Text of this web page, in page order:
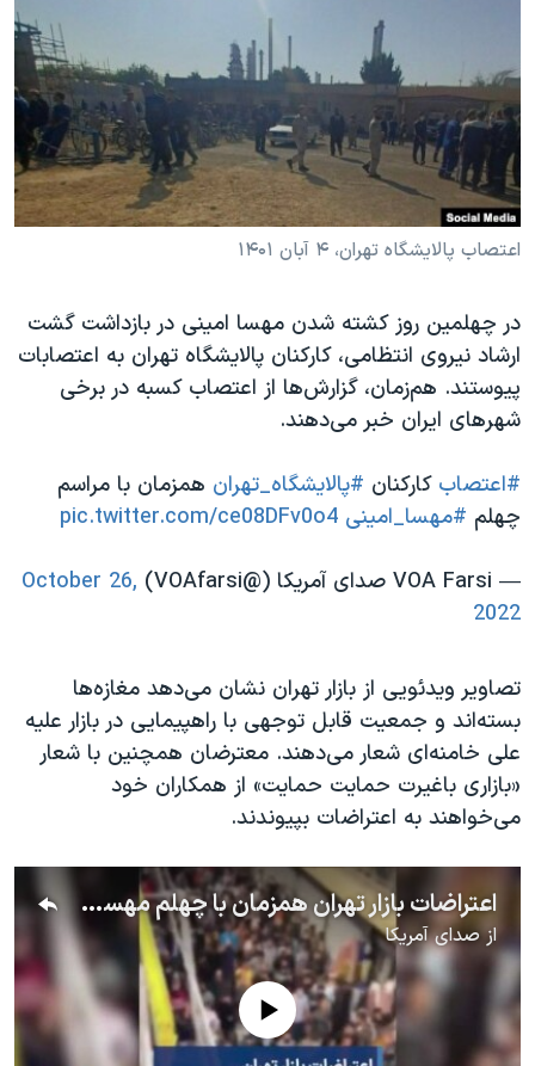
فرهنگ و زندگی
حقوق شهروندی
اقتصادی
علم و فناوری
اسرائیل در جنگ
گالری عکس
انتخابات ریاست جمهوری آمریکا ۲۰۲۴
حمله جمهوری اسلامی به اسرائیل
رمز مهسا
ورزش زنان در ایران
اعتراضات زن، زندگی، آزادی
تریبونال مردمی آبان ۹۸
دادگاه حمید نوری
چهل سال گروگان‌گیری
اعتراضات مردمی آبان ۹۸
نرگس محمدی برنده جایزه نوبل صلح
همایش محافظه‌کاران آمریکا «سی‌پک»
سفر پرزیدنت ترامپ به چین
زبانهای مختلف
اعتصاب پالایشگاه تهران، ۴ آبان ۱۴۰۱
در چهلمین روز کشته شدن مهسا امینی در بازداشت گشت
ارشاد نیروی انتظامی، کارکنان پالایشگاه تهران به اعتصابات
پیوستند. هم‌زمان، گزارش‌ها از اعتصاب کسبه در برخی
شهرهای ایران خبر می‌دهند.
#اعتصاب کارکنان #پالایشگاه_تهران همزمان با مراسم
چهلم #مهسا_امینی pic.twitter.com/ce08DFv0o4
— VOA Farsi صدای آمریکا (@VOAfarsi)
October 26,
2022
تصاویر ویدئویی از بازار تهران نشان می‌دهد مغازه‌ها
بسته‌اند و جمعیت قابل توجهی با راهپیمایی در بازار علیه
علی خامنه‌ای شعار می‌دهند. معترضان همچنین با شعار
«بازاری باغیرت حمایت حمایت» از همکاران خود
می‌خواهند به اعتراضات بپیوندند.
اعتراضات بازار تهران همزمان با چهلم مهسا امینی چهارشنبه ۴ آبان
ازصدای آمریکا
No media source currently available